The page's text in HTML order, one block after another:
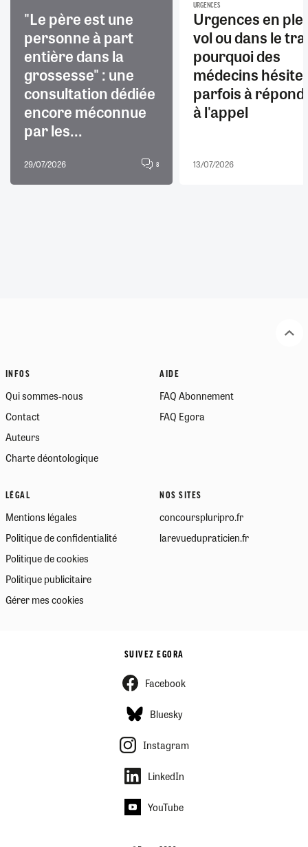
"Le père est une
personne à part
entière dans la
grossesse" : une
consultation dédiée
encore méconnue
par les...
29/07/2026 8
URGENCES
Urgences en
vol ou dans le
pourquoi des
médecins
parfois à
à l'appel
13/07/2026
INFOS
Qui sommes-nous
Contact
Auteurs
Charte déontologique
AIDE
FAQ Abonnement
FAQ Egora
LÉGAL
Mentions légales
Politique de confidentialité
Politique de cookies
Politique publicitaire
Gérer mes cookies
NOS SITES
concourspluripro.fr
larevuedupraticien.fr
SUIVEZ EGORA
Facebook
Bluesky
Instagram
LinkedIn
YouTube